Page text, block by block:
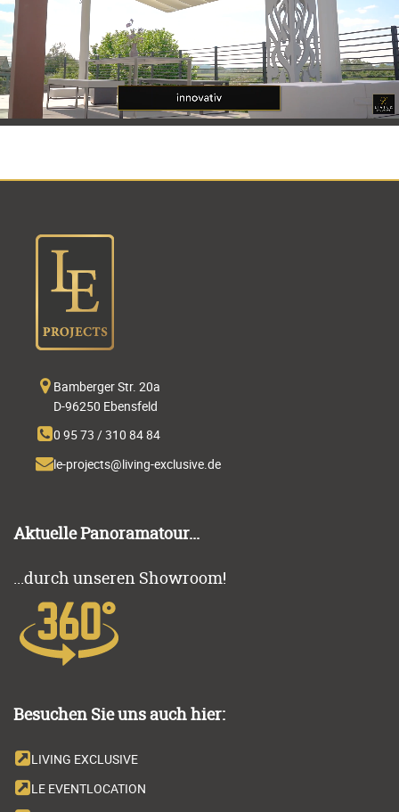
Bamberger Str. 20a
D-96250 Ebensfeld
0 95 73 / 310 84 84
Aktuelle Panoramatour...
...durch unseren Showroom!
Besuchen Sie uns auch hier:
LIVING EXCLUSIVE
LE EVENTLOCATION